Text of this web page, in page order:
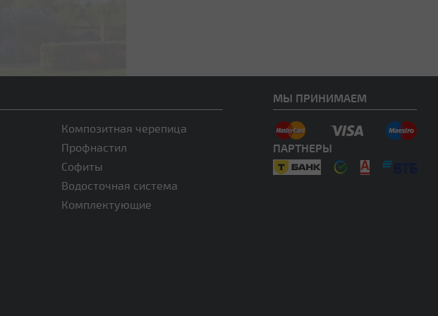
Композитная черепица
Профнастил
Софиты
Водосточная система
Комплектующие
МЫ ПРИНИМАЕМ
ПАРТНЕРЫ